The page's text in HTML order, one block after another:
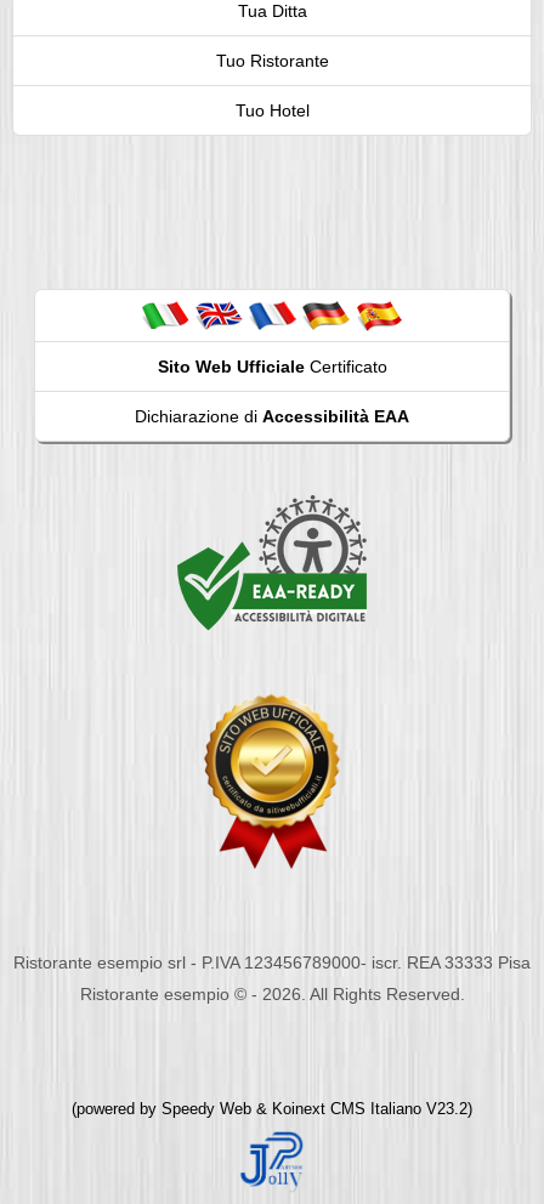
Tua Ditta
Tuo Ristorante
Tuo Hotel
Sito Web UfficialeCertificato
Dichiarazione di Accessibilità EAA
Ristorante esempio srl - P.IVA 123456789000- iscr. REA 33333 Pisa
Ristorante esempio © - 2026. All Rights Reserved.
(powered by Speedy Web & Koinext CMS Italiano V23.2)